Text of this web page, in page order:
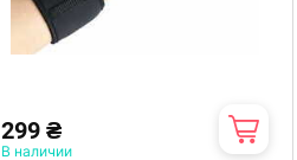
299 ₴
В наличии